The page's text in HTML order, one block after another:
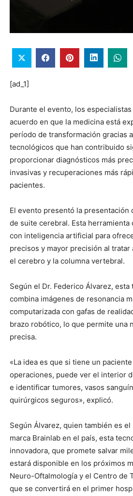
[ad_1]
Durante el evento, los
acuerdo en que la medicina está
período de transformación gracias
tecnológicos que han contribuido
proporcionar diagnósticos más
invasivas y recuperaciones más
pacientes.
El evento presentó la presentación
de suite cerebral. Esta
con inteligencia artificial para
precisos y mayor precisión al tratar
el cerebro y la columna vertebral.
Según el Dr. Federico Álvarez, esta
combina imágenes de resonancia
computarizada con gafas de
brazo robótico, lo que permite una
precisa.
«La idea es que si tiene un
operaciones, puede ver el interior
e identificar tumores, vasos
quirúrgicos seguros», explicó.
Según Álvarez, quien también es
marca Brainlab en el país, esta
innovadora, que promete salvar
estará disponible en los próximos
Neuro-Oftalmología y el Centro de
que se convertirá en el primer